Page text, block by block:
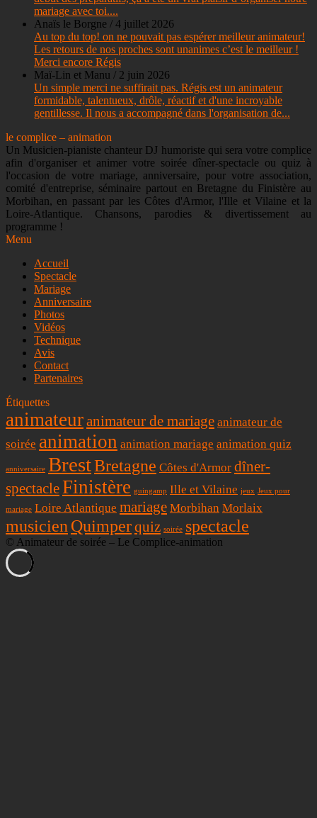
Nous te recommandons les yeux fermés à tous les futurs
mariés. Tu es passionné, investi, à l’écoute et tu mets tout ton
cœur pour faire de chaque événement un moment unique.
Encore un immense merci pour tout, Régis. Tu as joué un rôle
essentiel dans cette journée qui restera gravée dans nos
mémoires pour toujours ✨
mariage avec toi....
Anaïs le Borgne / 4 juillet 2026
Au top du top! on ne pouvait pas espérer meilleur animateur!
Les retours de nos proches sont unanimes c’est le meilleur !
Merci encore Régis
Maï-Lin et Manu / 2 juin 2026
Un simple merci ne suffirait pas. Régis est un animateur
formidable, talentueux, drôle, réactif et d'une incroyable
gentillesse. Il nous a accompagné dans l'organisation de...
le complice – animation
Un Musicien-pianiste chanteur DJ humoriste qui sera votre complice
afin d'organiser et animer votre soirée dîner-spectacle ou quiz à
l'occasion de votre mariage, anniversaire, pour votre association,
comité d'entreprise, séminaire partout en Bretagne du Finistère au
Morbihan, en passant par les Côtes d'Armor, l'Ille et Vilaine et la
Loire-Atlantique. Chansons, parodies & divertissement au
programme !
Menu
Accueil
Spectacle
Mariage
Anniversaire
Photos
Vidéos
Technique
Avis
Contact
Partenaires
Étiquettes
animateuranimateur de mariage animateur de
soirée animation animation mariage animation quiz
anniversaire BrestBretagne Côtes d'Armor dîner-
spectacleFinistère guingamp Ille et Vilaine jeux Jeux pour
mariage Loire Atlantique mariage Morbihan Morlaix
musicien Quimperquiz soirée spectacle
© Animateur de soirée – Le Complice-animation